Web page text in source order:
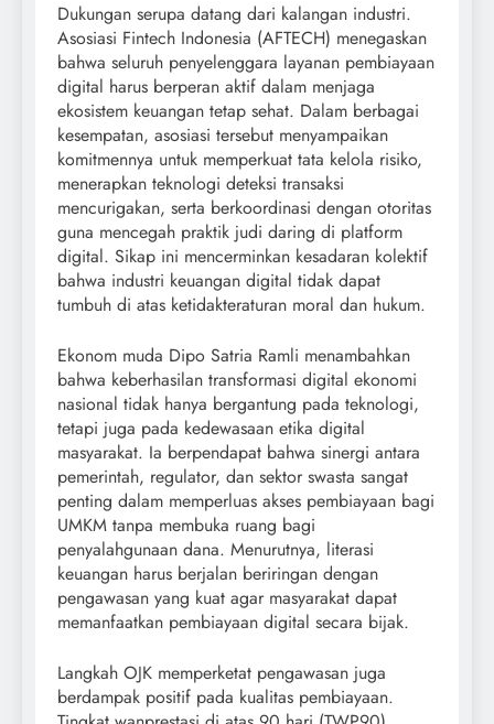
Dukungan serupa datang dari kalangan industri.
Asosiasi Fintech Indonesia (AFTECH) menegaskan
bahwa seluruh penyelenggara layanan pembiayaan
digital harus berperan aktif dalam menjaga
ekosistem keuangan tetap sehat. Dalam berbagai
kesempatan, asosiasi tersebut menyampaikan
komitmennya untuk memperkuat tata kelola risiko,
menerapkan teknologi deteksi transaksi
mencurigakan, serta berkoordinasi dengan otoritas
guna mencegah praktik judi daring di platform
digital. Sikap ini mencerminkan kesadaran kolektif
bahwa industri keuangan digital tidak dapat
tumbuh di atas ketidakteraturan moral dan hukum.
Ekonom muda Dipo Satria Ramli menambahkan
bahwa keberhasilan transformasi digital ekonomi
nasional tidak hanya bergantung pada teknologi,
tetapi juga pada kedewasaan etika digital
masyarakat. Ia berpendapat bahwa sinergi antara
pemerintah, regulator, dan sektor swasta sangat
penting dalam memperluas akses pembiayaan bagi
UMKM tanpa membuka ruang bagi
penyalahgunaan dana. Menurutnya, literasi
keuangan harus berjalan beriringan dengan
pengawasan yang kuat agar masyarakat dapat
memanfaatkan pembiayaan digital secara bijak.
Langkah OJK memperketat pengawasan juga
berdampak positif pada kualitas pembiayaan.